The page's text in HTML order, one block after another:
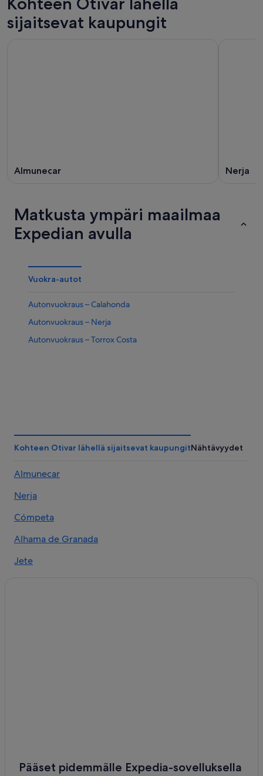
sijaitsevat kaupungit
Almunecar Nerja
Matkusta ympäri maailmaa
Expedian avulla
Vuokra-autot
Autonvuokraus – Calahonda
Autonvuokraus – Nerja
Autonvuokraus – Torrox Costa
Kohteen Otivar lähellä sijaitsevat kaupungitNähtävyydet
Almunecar
Nerja
Cómpeta
Alhama de Granada
Jete
Pääset pidemmälle Expedia-sovelluksella